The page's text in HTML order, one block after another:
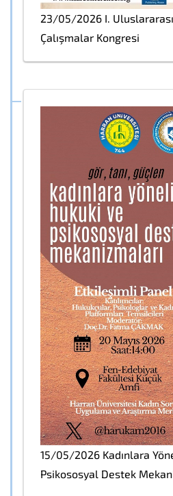
23/05/2026 I.
Çalışmalar Kongresi
15/05/2026 Kadınlara
Psikososyal Destek